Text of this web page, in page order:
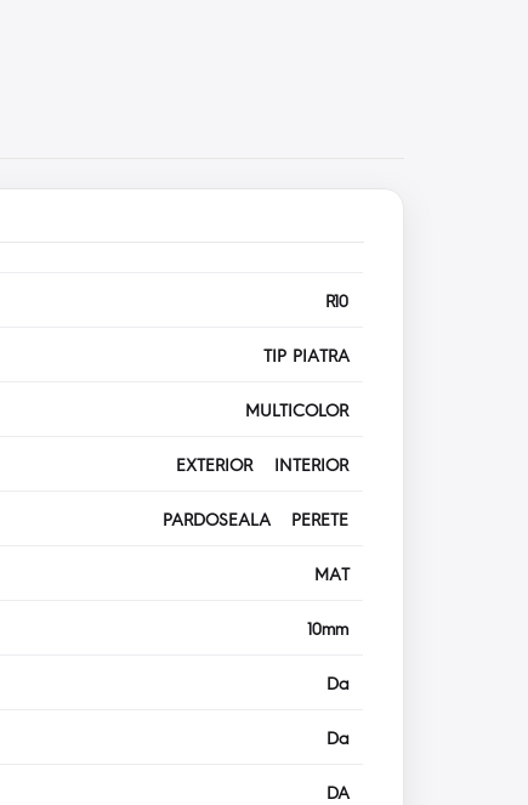
R10
TIP PIATRA
MULTICOLOR
EXTERIOR INTERIOR
PARDOSEALA PERETE
MAT
10mm
Da
Da
DA